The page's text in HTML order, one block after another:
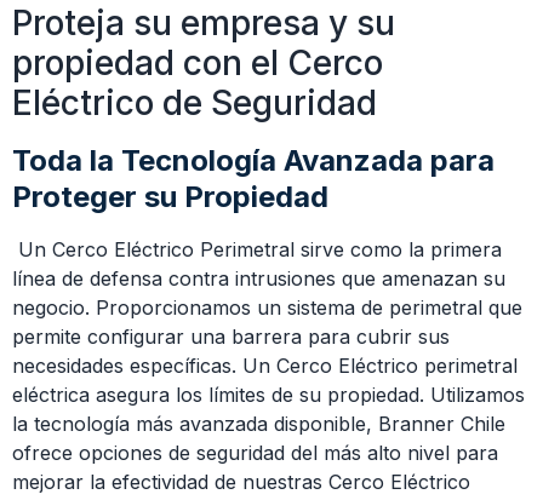
Proteja su empresa y su
propiedad con el Cerco
Eléctrico de Seguridad
Toda la Tecnología Avanzada para
Proteger su Propiedad
Un Cerco Eléctrico Perimetral sirve como la primera
línea de defensa contra intrusiones que amenazan su
negocio. Proporcionamos un sistema de perimetral que
permite configurar una barrera para cubrir sus
necesidades específicas. Un Cerco Eléctrico perimetral
eléctrica asegura los límites de su propiedad. Utilizamos
la tecnología más avanzada disponible, Branner Chile
ofrece opciones de seguridad del más alto nivel para
mejorar la efectividad de nuestras Cerco Eléctrico